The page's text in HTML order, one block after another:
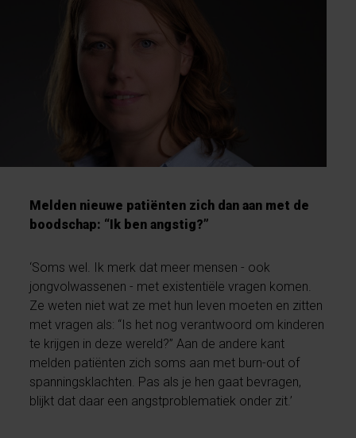
Melden nieuwe patiënten zich dan aan met de
boodschap: “Ik ben angstig?”
‘Soms wel. Ik merk dat meer mensen - ook
jongvolwassenen - met existentiële vragen komen.
Ze weten niet wat ze met hun leven moeten en zitten
met vragen als: “Is het nog verantwoord om kinderen
te krijgen in deze wereld?” Aan de andere kant
melden patiënten zich soms aan met burn-out of
spanningsklachten. Pas als je hen gaat bevragen,
blijkt dat daar een angstproblematiek onder zit.’